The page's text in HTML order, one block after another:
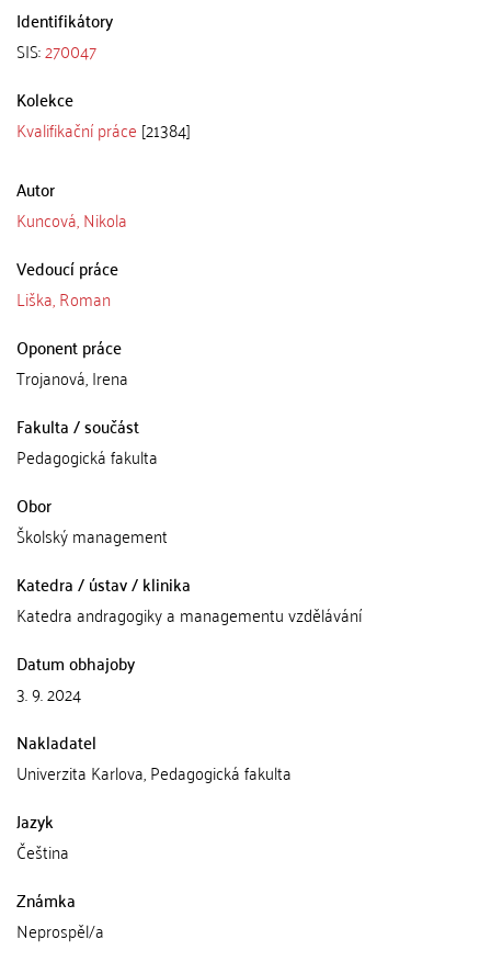
Identifikátory
SIS:270047
Kolekce
Kvalifikační práce [21384]
Autor
Kuncová, Nikola
Vedoucí práce
Liška, Roman
Oponent práce
Trojanová, Irena
Fakulta / součást
Pedagogická fakulta
Obor
Školský management
Katedra / ústav / klinika
Katedra andragogiky a managementu vzdělávání
Datum obhajoby
3. 9. 2024
Nakladatel
Univerzita Karlova, Pedagogická fakulta
Jazyk
Čeština
Známka
Neprospěl/a